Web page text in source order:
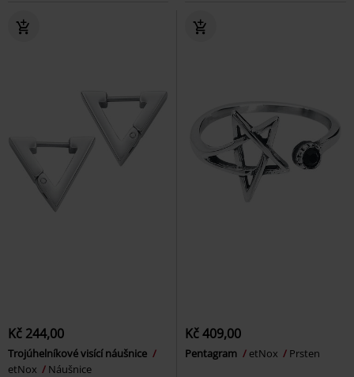
Kč 244,00
Trojúhelníkové visící náušnice
etNox
Náušnice
Kč 409,00
Pentagram etNox Prsten